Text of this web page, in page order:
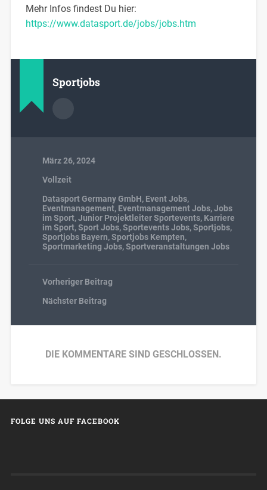
Mehr Infos findest Du hier:
https://www.datasport.de/jobs/jobs.htm
Sportjobs
März 26, 2024
Vollzeit
Datasport Germany GmbH, Event Jobs,
Eventmanagement, Eventmanagement Jobs,Jobs
im Sport,Junior Projektleiter Sportevents, Karriere
im Sport,Sport Jobs,Sportevents Jobs,Sportjobs,
Sportjobs Bayern,Sportjobs Kempten,
Sportmarketing Jobs,Sportveranstaltungen Jobs
Vorheriger Beitrag
Nächster Beitrag
DIE KOMMENTARE SIND GESCHLOSSEN.
FOLGE UNS AUF FACEBOOK